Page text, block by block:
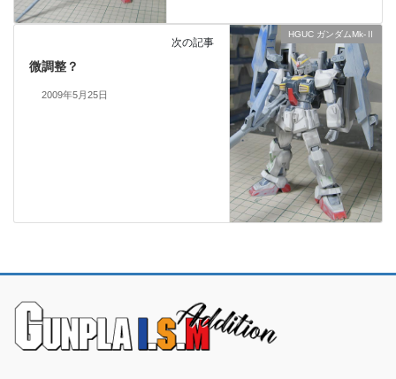
HGUC ガンダムMk-Ⅱ
次の記事
微調整？
2009年5月25日